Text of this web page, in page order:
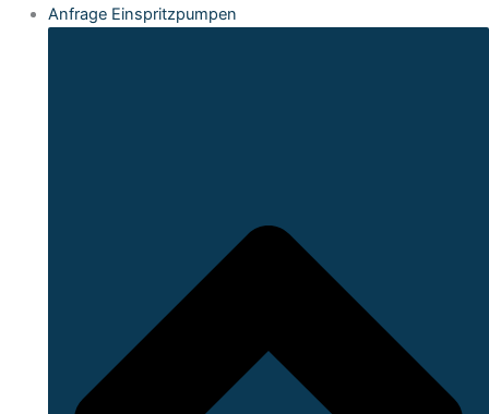
Anfrage Einspritzpumpen